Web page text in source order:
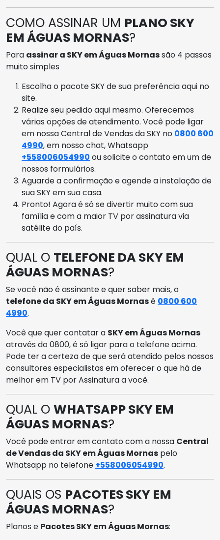
COMO ASSINAR UM PLANO SKY
EM ÁGUAS MORNAS?
Para assinar a SKY em Águas Mornassão 4 passos
muito simples
Escolha o pacote SKY de sua preferência aqui no
site.
Realize seu pedido aqui mesmo. Oferecemos
várias opções de atendimento. Você pode ligar
em nossa Central de Vendas da SKY no 0800 600
4990, em nosso chat, Whatsapp
+558006054990 ou solicite o contato em um de
nossos formulários.
Aguarde a confirmação e agende a instalação de
sua SKY em sua casa.
Pronto! Agora é só se divertir muito com sua
família e com a maior TV por assinatura via
satélite do país.
QUAL O TELEFONE DA SKY EM
ÁGUAS MORNAS?
Se você não é assinante e quer saber mais, o
telefone da SKY em Águas Mornasé 0800 600
4990.
Você que quer contatar a SKY em Águas Mornas
através do 0800, é só ligar para o telefone acima.
Pode ter a certeza de que será atendido pelos nossos
consultores especialistas em oferecer o que há de
melhor em TV por Assinatura a você.
QUAL O WHATSAPP SKY EM
ÁGUAS MORNAS?
Você pode entrar em contato com a nossa Central
de Vendas da SKY em Águas Mornas pelo
Whatsapp no telefone +558006054990.
QUAIS OS PACOTES SKY EM
ÁGUAS MORNAS?
Planos e Pacotes SKY em Águas Mornas: